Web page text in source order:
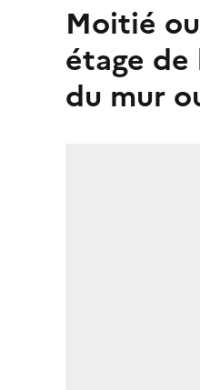
Moitié ouest de la première salle à partir de l'est au premier
étage
du mur